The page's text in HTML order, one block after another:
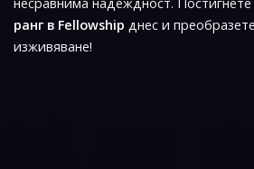
ранг в Fellowship днес и
изживяване!